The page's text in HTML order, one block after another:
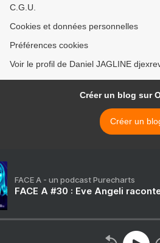
C.G.U.
Cookies et données personnelles
Préférences cookies
Voir le profil de Daniel JAGLINE
Créer un blog sur
Créer un
FACE A - un podcast Purecharts
FACE A #30 : Eve Angeli